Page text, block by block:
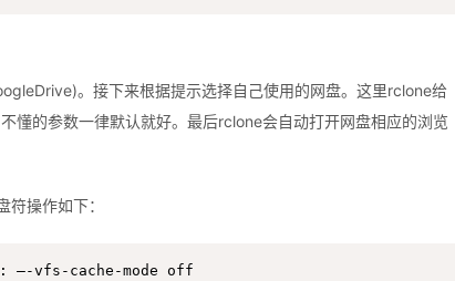
。接下来根据提示选择自己使用的网盘。这里rclone给
懂的参数一律默认就好。最后rclone会自动打开网盘相应的浏览
操作如下：
—-vfs-cache-mode off